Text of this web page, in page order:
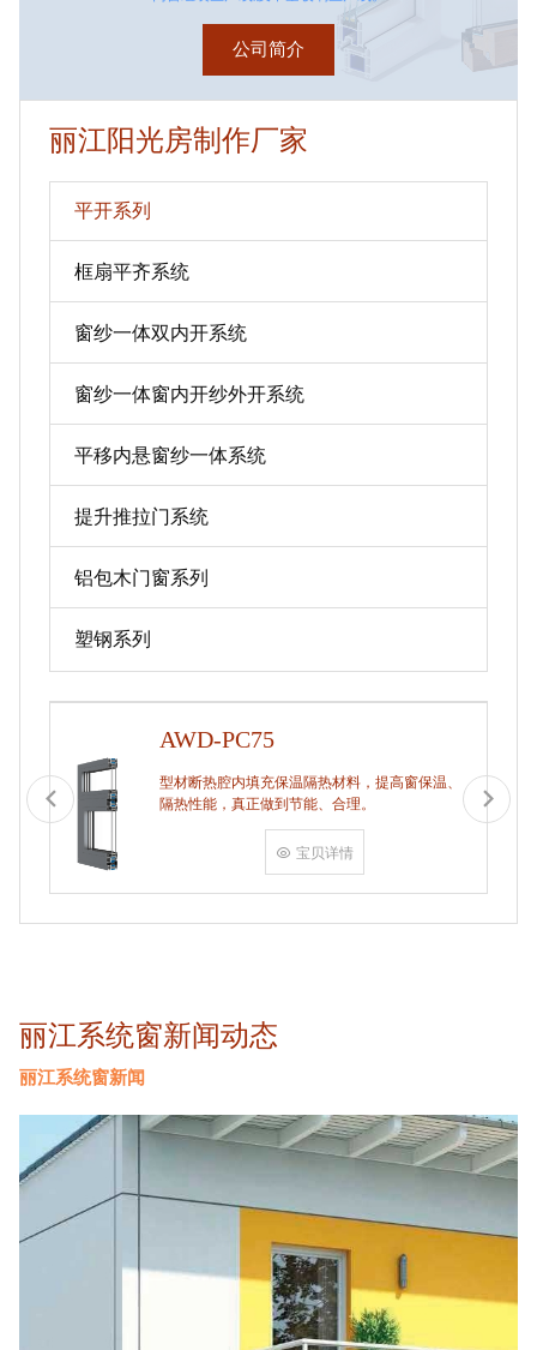
公司简介
丽江阳光房制作厂家
平开系列
框扇平齐系统
窗纱一体双内开系统
窗纱一体窗内开纱外开系统
平移内悬窗纱一体系统
提升推拉门系统
铝包木门窗系列
塑钢系列
AWD-PC75
型材断热腔内填充保温隔热材料，提高窗保温、
隔热性能，真正做到节能、合理。
宝贝详情
丽江系统窗新闻动态
丽江系统窗新闻